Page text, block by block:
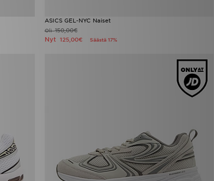
ASICS GEL-NYC Naiset
Oli150,00€
Nyt 125,00€ Säästä 17%